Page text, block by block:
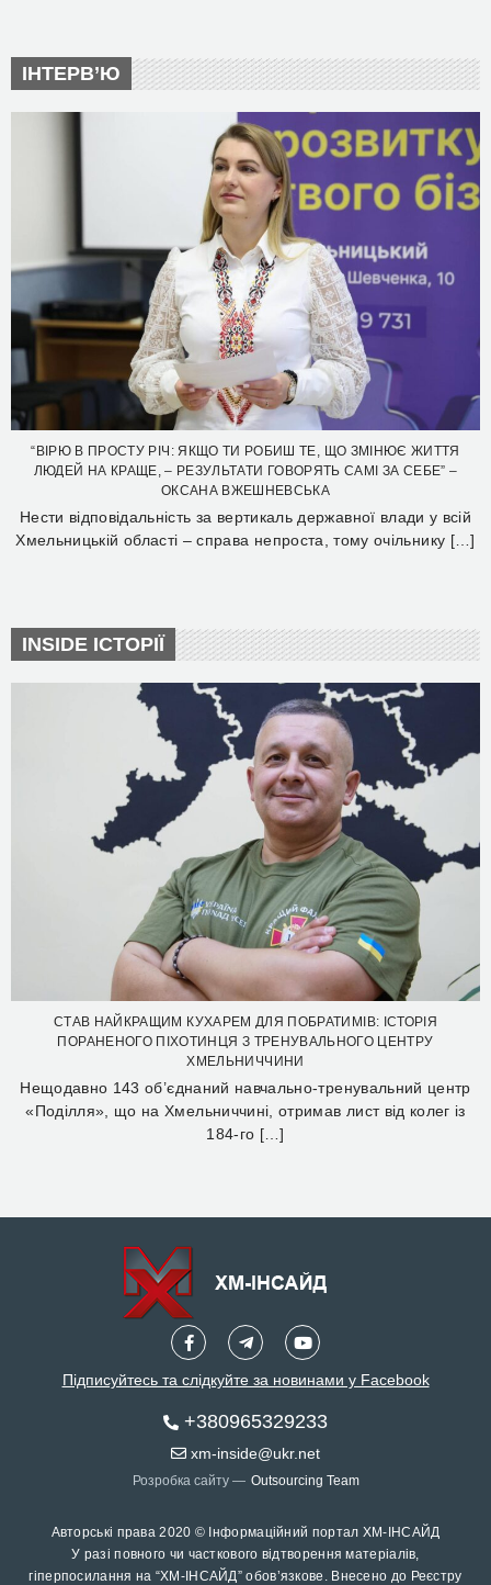
ІНТЕРВ’Ю
“ВІРЮ В ПРОСТУ РІЧ: ЯКЩО ТИ РОБИШ ТЕ, ЩО ЗМІНЮЄ ЖИТТЯ
ЛЮДЕЙ НА КРАЩЕ, – РЕЗУЛЬТАТИ ГОВОРЯТЬ САМІ ЗА СЕБЕ” –
ОКСАНА ВЖЕШНЕВСЬКА
Нести відповідальність за вертикаль державної влади у всій
Хмельницькій області – справа непроста, тому очільнику […]
INSIDE ІСТОРІЇ
СТАВ НАЙКРАЩИМ КУХАРЕМ ДЛЯ ПОБРАТИМІВ: ІСТОРІЯ
ПОРАНЕНОГО ПІХОТИНЦЯ З ТРЕНУВАЛЬНОГО ЦЕНТРУ
ХМЕЛЬНИЧЧИНИ
Нещодавно 143 об’єднаний навчально-тренувальний центр
«Поділля», що на Хмельниччині, отримав лист від колег із
184-го […]
Підписуйтесь та слідкуйте за новинами у Facebook
+380965329233
xm-inside@ukr.net
Розробка сайту — Outsourcing Team
Авторські права 2020 © Інформаційний портал ХМ-ІНСАЙД
У разі повного чи часткового відтворення матеріалів,
гіперпосилання на “ХМ-ІНСАЙД” обов’язкове. Внесено до Реєстру